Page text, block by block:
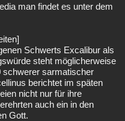
man findet es unter dem
Schwerts Excalibur als
steht möglicherweise
schwerer sarmatischer
berichtet im späten
nicht nur für ihre
auch ein in den
Gott.